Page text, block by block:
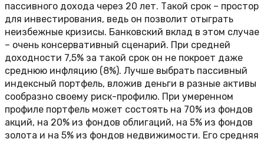
пассивного дохода через 20 лет. Такой срок – простор
для инвестирования, ведь он позволит отыграть
неизбежные кризисы. Банковский вклад в этом случае
– очень консервативный сценарий. При средней
доходности 7,5% за такой срок он не покроет даже
среднюю инфляцию (8%). Лучше выбрать пассивный
индексный портфель, вложив деньги в разные активы
сообразно своему риск-профилю. При умеренном
профиле портфель может состоять на 70% из фондов
акций, на 20% из фондов облигаций, на 5% из фондов
золота и на 5% из фондов недвижимости. Его средняя